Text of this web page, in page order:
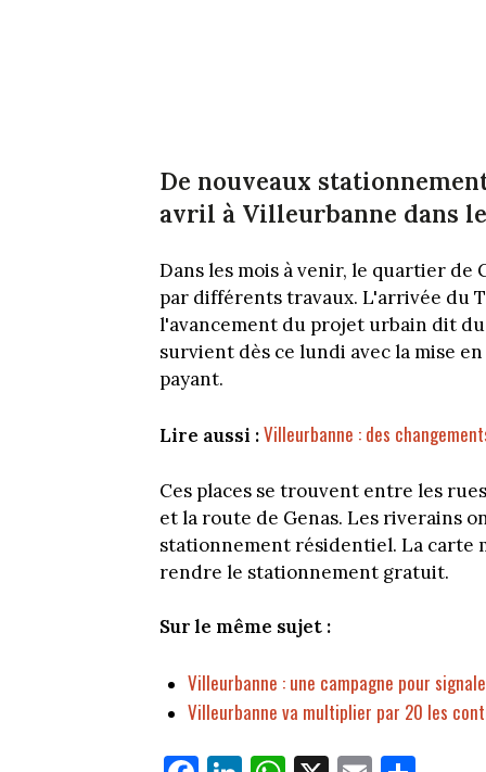
De nouveaux
avril à Villeurbanne dans
Dans les mois à venir, le quartier
par différents travaux. L'arrivée du
l'avancement du projet urbain dit
survient dès ce lundi avec la mise
payant.
Lire aussi :Villeurbanne : des
Ces places se trouvent entre les
et la route de Genas. Les riverains
stationnement résidentiel. La carte
rendre le stationnement gratuit.
Sur le même sujet :
Villeurbanne : une campagne pour
Villeurbanne va multiplier par 20 les